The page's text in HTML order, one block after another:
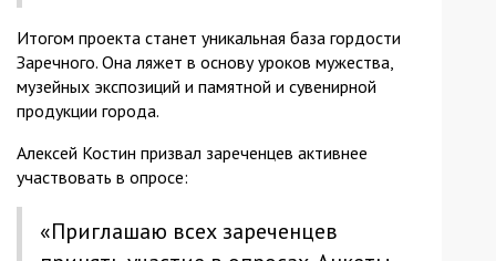
Итогом проекта станет уникальная база гордости
Заречного. Она ляжет в основу уроков мужества,
музейных экспозиций и памятной и сувенирной
продукции города.
Алексей Костин призвал зареченцев активнее
участвовать в опросе:
«Приглашаю всех зареченцев